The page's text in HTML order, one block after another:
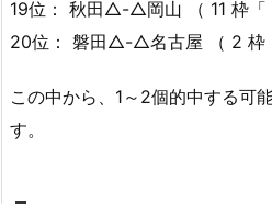
19位： 秋田△-△岡山 （ 11 枠「
20位： 磐田△-△名古屋 （ 2 枠
この中から、1～2個的中する可
す。